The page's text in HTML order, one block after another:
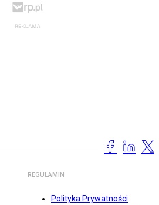
REGULAMIN
Polityka Prywatności